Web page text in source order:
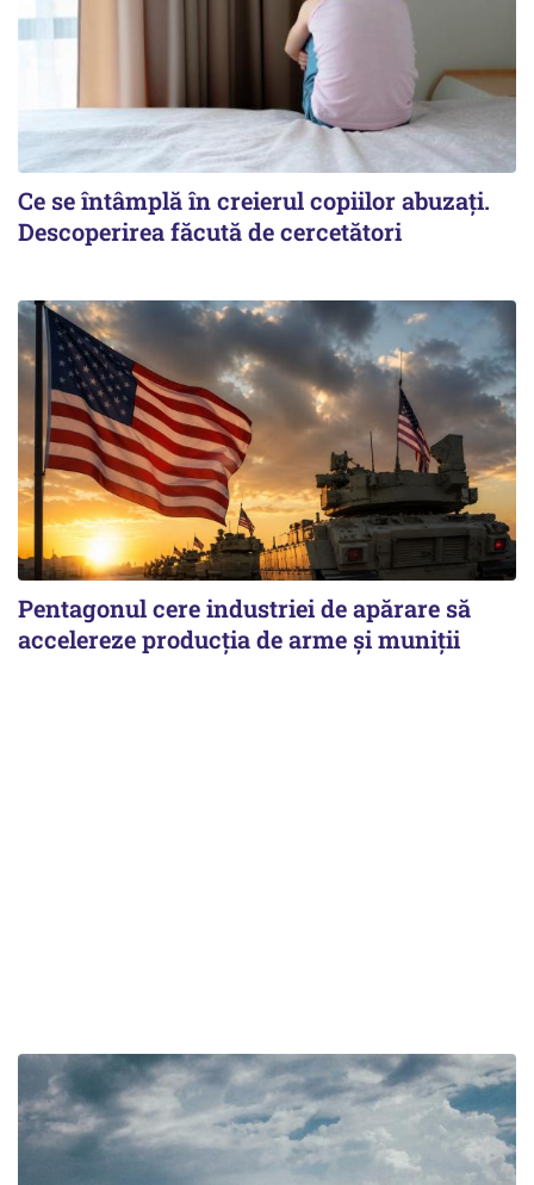
Ce se întâmplă în creierul copiilor abuzați.
Descoperirea făcută de cercetători
Pentagonul cere industriei de apărare să
accelereze producția de arme și muniții